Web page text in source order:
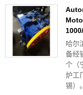
哈尔
备经
个（
炉工
锡）。